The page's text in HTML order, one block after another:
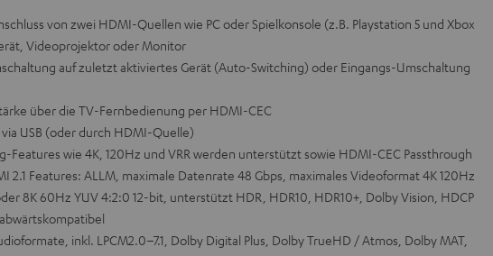
von zwei HDMI-Quellen wie PC oder Spielkonsole (z.B. Playstation 5 und Xbox
Videoprojektor oder Monitor
auf zuletzt aktiviertes Gerät (Auto-Switching) oder Eingangs-Umschaltung
über die TV-Fernbedienung per HDMI-CEC
USB (oder durch HDMI-Quelle)
Features wie 4K, 120Hz und VRR werden unterstützt sowie HDMI-CEC Passthrough
2.1 Features: ALLM, maximale Datenrate 48 Gbps, maximales Videoformat 4K 120Hz
8K 60Hz YUV 4:2:0 12-bit, unterstützt HDR, HDR10, HDR10+, Dolby Vision, HDCP
inkl. LPCM2.0–7.1, Dolby Digital Plus, Dolby TrueHD / Atmos, Dolby MAT,